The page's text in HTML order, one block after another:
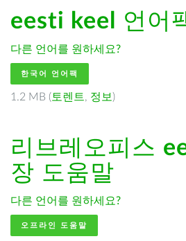
eesti keel 언어
다른 언어를 원하세요?
한국어 언어팩
1.2 MB ( 토렌트, 정보 )
리브레오피스
장 도움말
다른 언어를 원하세요?
오프라인 도움말